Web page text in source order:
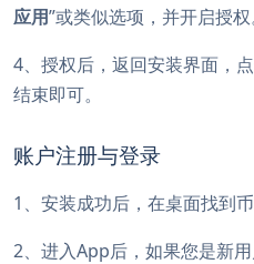
应用”或类似选项，并开启授
4、授权后，返回安装界面，
结束即可。
账户注册与登录
1、安装成功后，在桌面找到
2、进入App后，如果您是新用